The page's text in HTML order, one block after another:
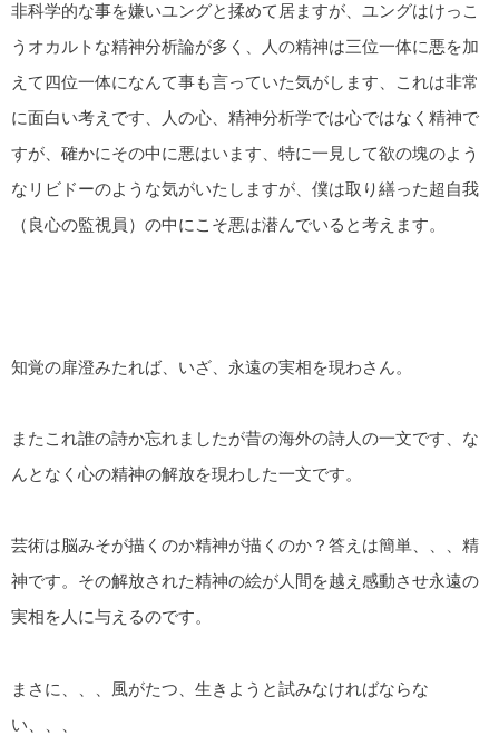
非科学的な事を嫌いユングと揉めて居ますが、ユングはけっこ
うオカルトな精神分析論が多く、人の精神は三位一体に悪を加
えて四位一体になんて事も言っていた気がします、これは非常
に面白い考えです、人の心、精神分析学では心ではなく精神で
すが、確かにその中に悪はいます、特に一見して欲の塊のよう
なリビドーのような気がいたしますが、僕は取り繕った超自我
（良心の監視員）の中にこそ悪は潜んでいると考えます。
知覚の扉澄みたれば、いざ、永遠の実相を現わさん。
またこれ誰の詩か忘れましたが昔の海外の詩人の一文です、な
んとなく心の精神の解放を現わした一文です。
芸術は脳みそが描くのか精神が描くのか？答えは簡単、、、精
神です。その解放された精神の絵が人間を越え感動させ永遠の
実相を人に与えるのです。
まさに、、、風がたつ、生きようと試みなければならな
い、、、